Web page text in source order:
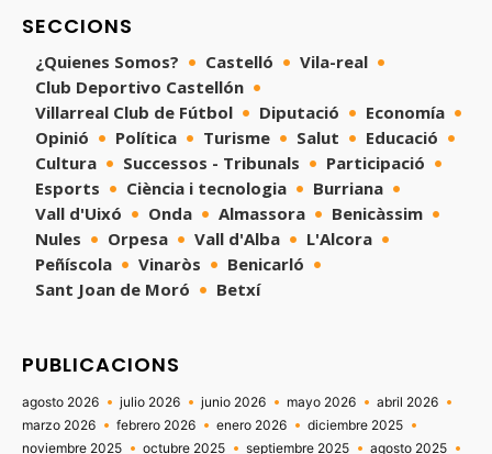
SECCIONS
¿Quienes Somos? Castelló
Vila-real
Club Deportivo Castellón
Villarreal Club de Fútbol
Diputació
Economía
Opinió
Política Turisme Salut
Educació
Cultura
Successos - Tribunals
Participació
Esports
Ciència i tecnologia
Burriana
Vall d'Uixó
Onda Almassora
Benicàssim
Nules
Orpesa Vall d'Alba
L'Alcora
Peñíscola
Vinaròs
Benicarló
Sant Joan de Moró
Betxí
PUBLICACIONS
agosto 2026 julio 2026 junio 2026 mayo 2026
abril 2026
marzo 2026
febrero 2026 enero 2026
diciembre 2025
noviembre 2025
octubre 2025 septiembre 2025
agosto 2025